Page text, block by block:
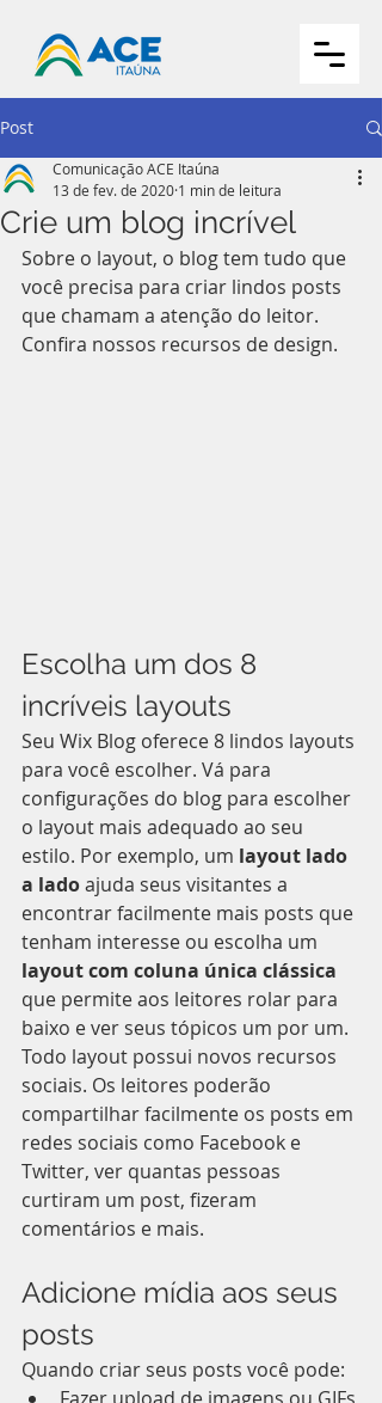
Post
Crie um blog incrível
Comunicação ACE Itaúna
13 de fev. de 2020 1 min de leitura
Sobre o layout, o blog tem tudo que
você precisa para criar lindos posts
que chamam a atenção do leitor.
Confira nossos recursos de design.
Escolha um dos 8
incríveis layouts
Seu Wix Blog oferece 8 lindos layouts
para você escolher. Vá para
configurações do blog para escolher
o layout mais adequado ao seu
estilo. Por exemplo, um layout lado
a lado ajuda seus visitantes a
encontrar facilmente mais posts que
tenham interesse ou escolha um
layout com coluna única clássica
que permite aos leitores rolar para
baixo e ver seus tópicos um por um.
Todo layout possui novos recursos
sociais. Os leitores poderão
compartilhar facilmente os posts em
redes sociais como Facebook e
Twitter, ver quantas pessoas
curtiram um post, fizeram
comentários e mais.
Adicione mídia aos seus
posts
Quando criar seus posts você pode: